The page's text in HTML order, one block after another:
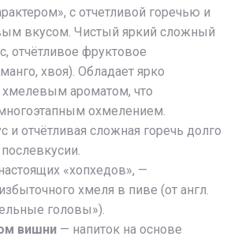
с отчетливой горечью и
вкусом. Чистый яркий сложный
отчётливое фруктовое
хвоя). Обладает ярко
ароматом, что
охмелением.
и отчётливая сложная горечь долго
«хопхедов», —
хмеля в пиве (от англ.
головы»).
вишни — напиток на основе